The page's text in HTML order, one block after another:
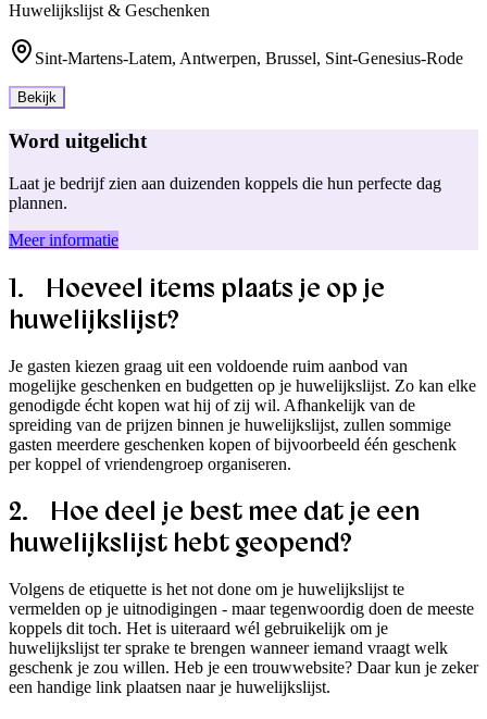
Huwelijkslijst & Geschenken
Sint-Martens-Latem, Antwerpen, Brussel, Sint-Genesius-Rode
Bekijk
Word uitgelicht
Laat je bedrijf zien aan duizenden koppels die hun perfecte dag
plannen.
Meer informatie
1. Hoeveel items plaats je op je
huwelijkslijst?
Je gasten kiezen graag uit een voldoende ruim aanbod van
mogelijke geschenken en budgetten op je huwelijkslijst. Zo kan elke
genodigde écht kopen wat hij of zij wil. Afhankelijk van de
spreiding van de prijzen binnen je huwelijkslijst, zullen sommige
gasten meerdere geschenken kopen of bijvoorbeeld één geschenk
per koppel of vriendengroep organiseren.
2. Hoe deel je best mee dat je een
huwelijkslijst hebt geopend?
Volgens de etiquette is het not done om je huwelijkslijst te
vermelden op je uitnodigingen - maar tegenwoordig doen de meeste
koppels dit toch. Het is uiteraard wél gebruikelijk om je
huwelijkslijst ter sprake te brengen wanneer iemand vraagt welk
geschenk je zou willen. Heb je een trouwwebsite? Daar kun je zeker
een handige link plaatsen naar je huwelijkslijst.